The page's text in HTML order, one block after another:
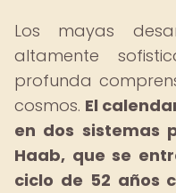
Los mayas
altamente
profunda
cosmos. El
en dos sistemas
Haab, que se
ciclo de 52 años